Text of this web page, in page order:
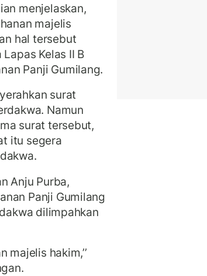
menjelaskan,
majelis
hal tersebut
Kelas II B
Panji Gumilang.
surat
Namun
surat tersebut,
itu segera
Anju Purba,
Panji Gumilang
dilimpahkan
majelis hakim,’’